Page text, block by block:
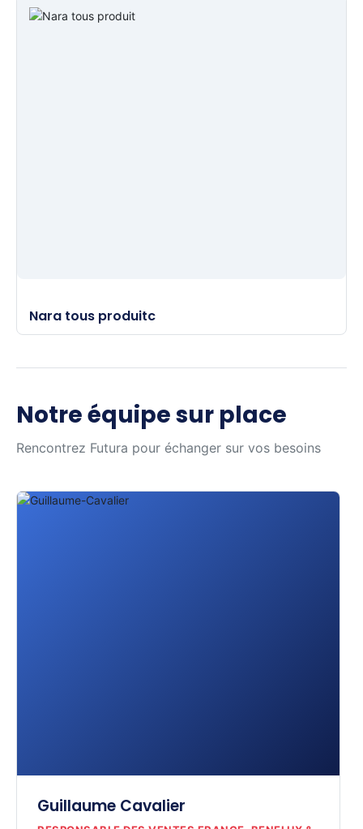
Nara tous produitc
Notre équipe sur place
Rencontrez Futura pour échanger sur vos besoins
Guillaume Cavalier